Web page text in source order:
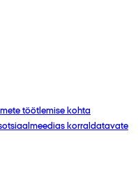
töötlemise kohta
korraldatavate